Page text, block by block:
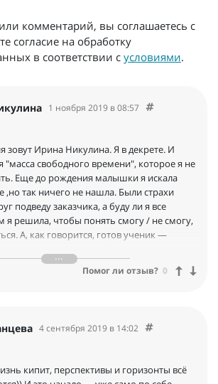
комментарий, вы соглашаетесь с
согласие на обработку
в соответствии с условиями.
1 ноября 2019 в 08:57
Ирина Никулина. Я в декрете. И
"масса свободного времени", которое я не
Еще до рождения малышки я искала
,но так ничего не нашла. Были страхи
подведу заказчика, а буду ли я все
я решила, чтобы понять смогу / не смогу,
А, как говорится, готов ученик —
"Меняю 1500 рублей на 25 000" и я
и не пожалела . Уже месяц я делаю с
видео по 10-15 минут БЕЗ ВОДЫ,
самые главные задачи, в которых
тонкостях и нюансах той или иной
от программ и интернета. А теперь я
Помог ли отзыв? 0
4 сентября 2019 в 14:02
кипит, перспективы и горизонты всё